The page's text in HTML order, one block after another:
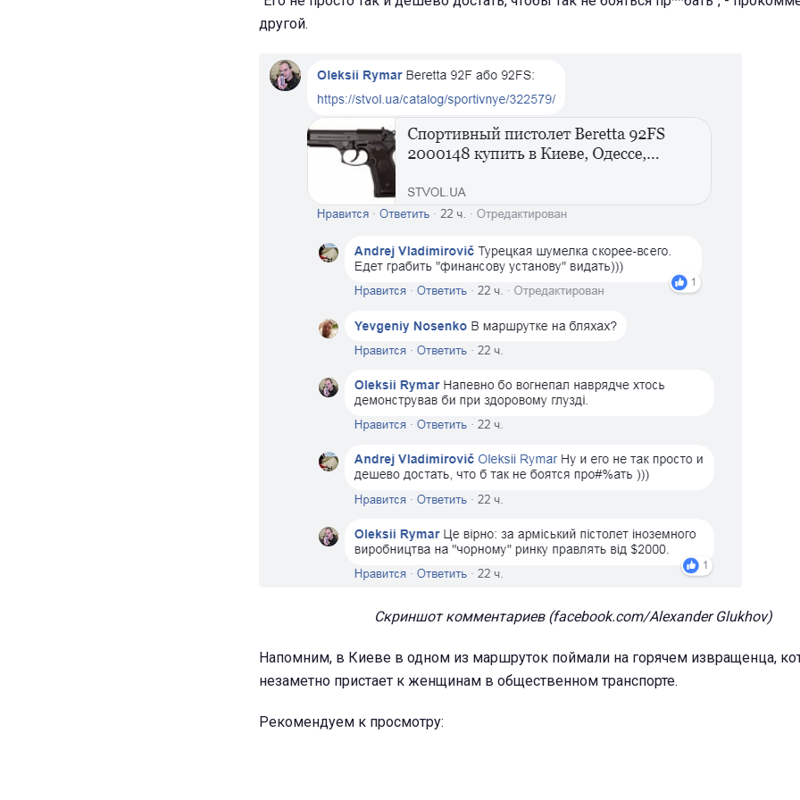
другой.
Скриншот комментариев (facebook.com/Alexander Glukhov)
Напомним, в Киеве в одном из маршруток поймали на горячем извращенца,
незаметно пристает к женщинам в общественном транспорте.
Рекомендуем к просмотру: